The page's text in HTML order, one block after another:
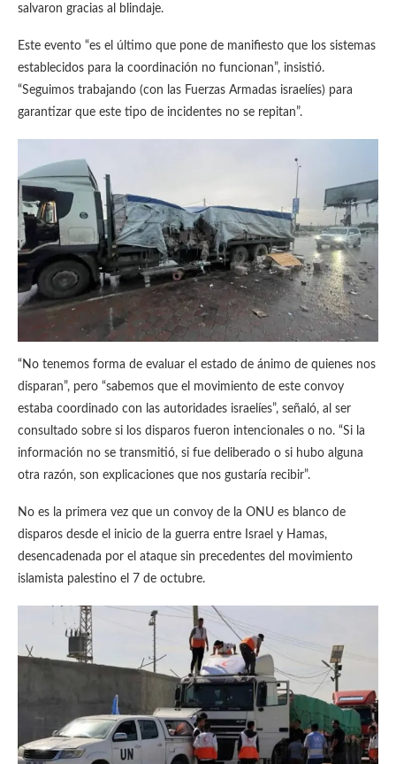
salvaron gracias al blindaje.
Este evento “es el último que pone de manifiesto que los sistemas
establecidos para la coordinación no funcionan”, insistió.
“Seguimos trabajando (con las Fuerzas Armadas israelíes) para
garantizar que este tipo de incidentes no se repitan”.
“No tenemos forma de evaluar el estado de ánimo de quienes nos
disparan”, pero “sabemos que el movimiento de este convoy
estaba coordinado con las autoridades israelíes”, señaló, al ser
consultado sobre si los disparos fueron intencionales o no. “Si la
información no se transmitió, si fue deliberado o si hubo alguna
otra razón, son explicaciones que nos gustaría recibir”.
No es la primera vez que un convoy de la ONU es blanco de
disparos desde el inicio de la guerra entre Israel y Hamas,
desencadenada por el ataque sin precedentes del movimiento
islamista palestino el 7 de octubre.